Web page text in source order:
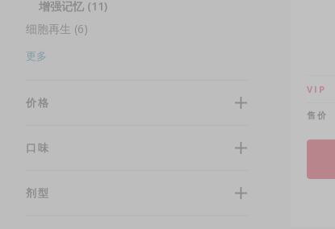
增强记忆 (11)
细胞再生 (6)
维持肌肉 (3)
更多
价格
口味
剂型
VIP
售价